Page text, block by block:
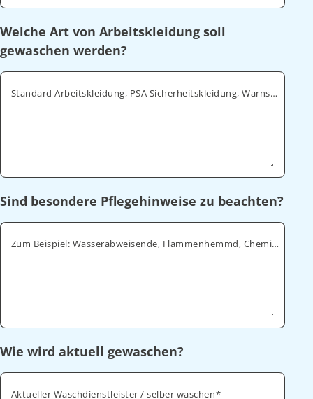
Welche Art von Arbeitskleidung soll
gewaschen werden?
Standard Arbeitskleidung, PSA Sicherheitskleidung, Warnschutz, ESD
Sind besondere Pflegehinweise zu beachten?
Zum Beispiel: Wasserabweisende, Flammenhemmd, Chemikalienabweisende
Wie wird aktuell gewaschen?
Aktueller Waschdienstleister / selber waschen